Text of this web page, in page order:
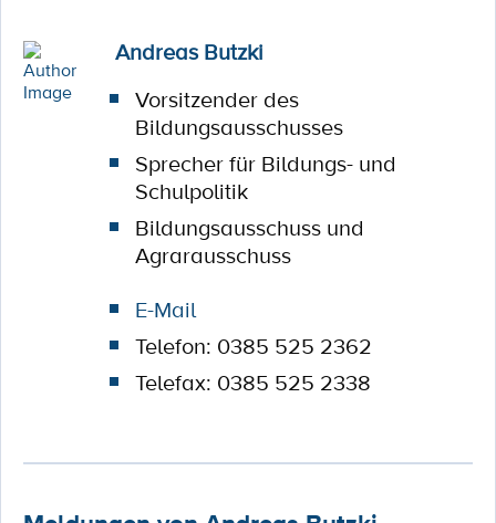
Andreas Butzki
Vorsitzender des
Bildungsausschusses
Sprecher für Bildungs- und
Schulpolitik
Bildungsausschuss und
Agrarausschuss
E-Mail
Telefon: 0385 525 2362
Telefax: 0385 525 2338